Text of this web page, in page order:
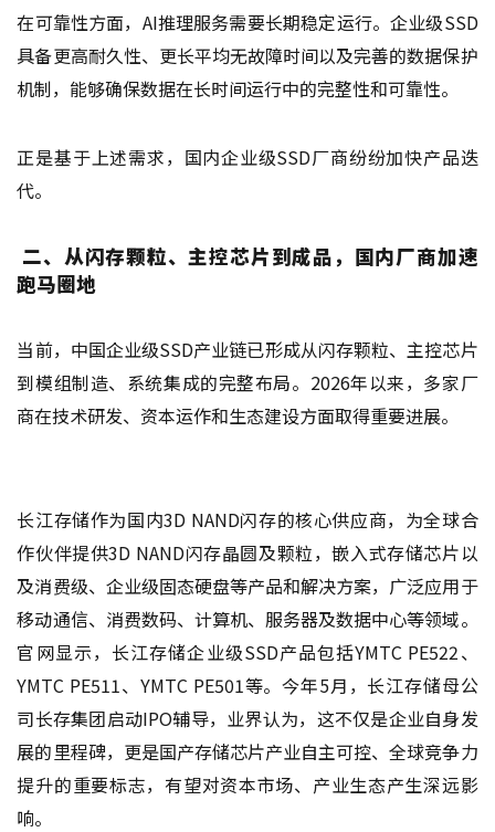
在可靠性方面，AI推理服务需要长期稳定运行。企业级SSD
具备更高耐久性、更长平均无故障时间以及完善的数据保护
机制，能够确保数据在长时间运行中的完整性和可靠性。
正是基于上述需求，国内企业级SSD厂商纷纷加快产品迭
代。
二、从闪存颗粒、主控芯片到成品，国内厂商加速
跑马圈地
当前，中国企业级SSD产业链已形成从闪存颗粒、主控芯片
到模组制造、系统集成的完整布局。2026年以来，多家厂
商在技术研发、资本运作和生态建设方面取得重要进展。
长江存储作为国内3D NAND闪存的核心供应商，为全球合
作伙伴提供3D NAND闪存晶圆及颗粒，嵌入式存储芯片以
及消费级、企业级固态硬盘等产品和解决方案，广泛应用于
移动通信、消费数码、计算机、服务器及数据中心等领域。
官网显示，长江存储企业级SSD产品包括YMTC PE522、
YMTC PE511、YMTC PE501等。今年5月，长江存储母公
司长存集团启动IPO辅导，业界认为，这不仅是企业自身发
展的里程碑，更是国产存储芯片产业自主可控、全球竞争力
提升的重要标志，有望对资本市场、产业生态产生深远影
响。